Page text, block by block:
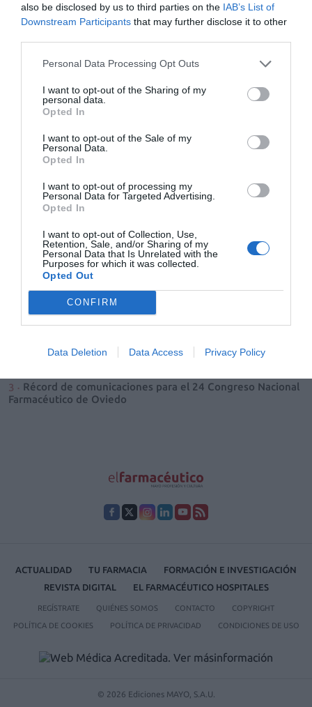
also be disclosed by us to third parties on the IAB’s List of
Downstream Participants that may further disclose it to other
Personal Data Processing Opt Outs
I want to opt-out of the Sharing of my
personal data.
Opted In
I want to opt-out of the Sale of my
Personal Data.
Opted In
I want to opt-out of processing my
Personal Data for Targeted Advertising.
Opted In
I want to opt-out of Collection, Use,
Retention, Sale, and/or Sharing of my
Personal Data that Is Unrelated with the
Purposes for which it was collected.
Opted Out
CONFIRM
Data Deletion Data Access Privacy Policy
El SES reembolsará 1 millón de euros del copago a los
pensionistas
Noticias y novedades Redacción
10/01/2013
El Servicio Extremeño de Salud ya está reembolsando los 1.037.621
euros procedentes del exceso de aportación de los pensionistas de
reembolso se está efectuando en tres tandas.
adelantarán dinero por el copago
Noticias y novedades
para que los pensionistas dejen de adelantar dinero por copago cada
vez que vayan a retirar medicinas y su aportación rebase los 8 euros o
los 18 euros mensuales.
1 2 3 4 5
Lo más leído
Nueva edición de Kardia Select para titulares de
La farmacia, un apoyo esencial en el cuidado infantil
Récord de comunicaciones para el 24 Congreso Nacional
Farmacéutico de Oviedo
ACTUALIDAD TU FARMACIA
FORMACIÓN E INVESTIGACIÓN
REVISTA DIGITAL
EL FARMACÉUTICO HOSPITALES
REGÍSTRATE QUIÉNES SOMOS CONTACTO COPYRIGHT
POLÍTICA DE COOKIES POLÍTICA DE PRIVACIDAD CONDICIONES DE USO
© 2026 Ediciones MAYO, S.A.U.